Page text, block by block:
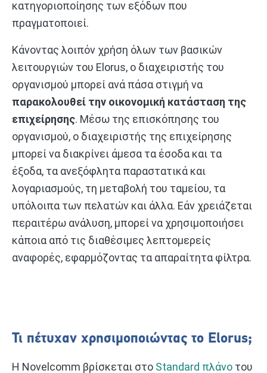
κατηγοριοποίησης των εξόδων που
πραγματοποιεί.
Κάνοντας λοιπόν χρήση όλων των βασικών
λειτουργιών του Elorus, ο διαχειριστής του
οργανισμού μπορεί ανά πάσα στιγμή να
παρακολουθεί την οικονομική κατάσταση της
επιχείρησης. Μέσω της επισκόπησης του
οργανισμού, ο διαχειριστής της επιχείρησης
μπορεί να διακρίνει άμεσα τα έσοδα και τα
έξοδα, τα ανεξόφλητα παραστατικά και
λογαριασμούς, τη μεταβολή του ταμείου, τα
υπόλοιπα των πελατών και άλλα. Εάν χρειάζεται
περαιτέρω ανάλυση, μπορεί να χρησιμοποιήσει
κάποια από τις διαθέσιμες λεπτομερείς
αναφορές, εφαρμόζοντας τα απαραίτητα φίλτρα.
Τι πέτυχαν χρησιμοποιώντας το Elorus;
Η Novelcomm βρίσκεται στο Standard πλάνο του